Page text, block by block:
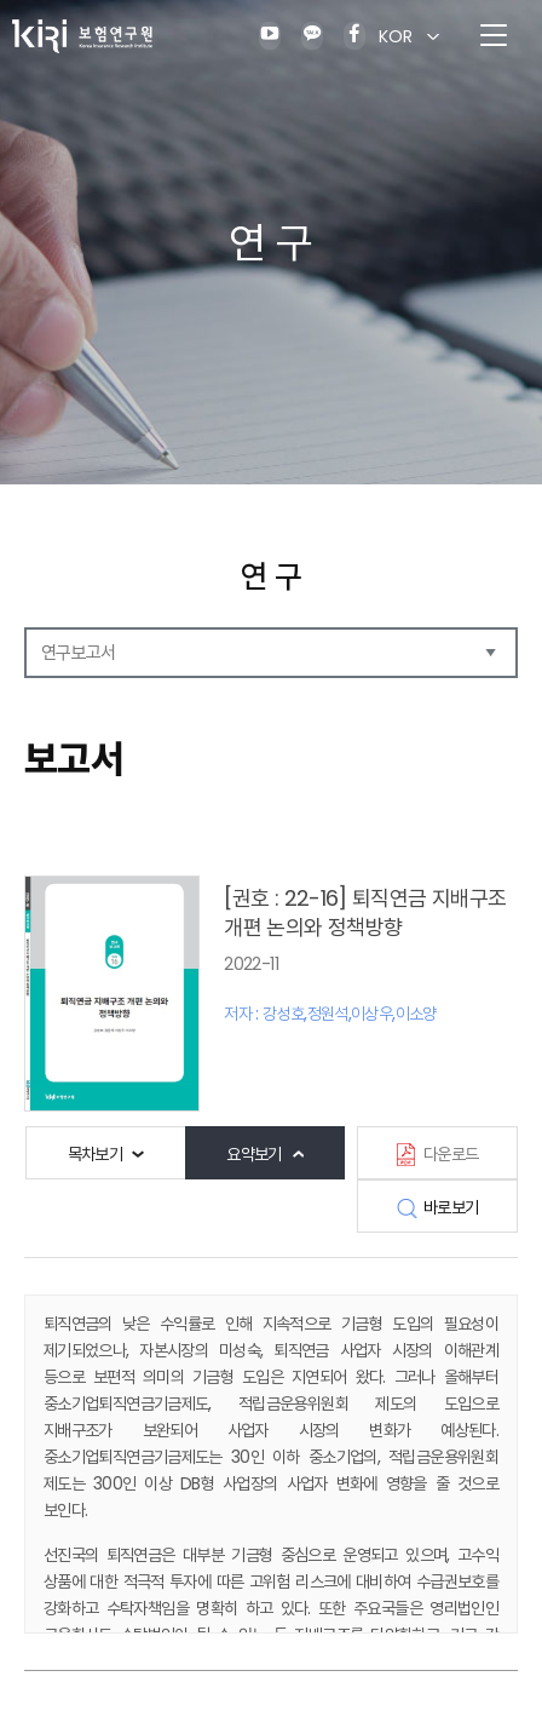
KOR
연 구
연 구
연구보고서
CEO Brief
영상자료
보고서
[권호 : 22-16] 퇴직연금 지배구조
개편 논의와 정책방향
2022-11
저자 : 강성호,정원석,이상우,이소양
목차보기 요약보기 다운로드
바로보기
퇴직연금의 낮은 수익률로 인해 지속적으로 기금형 도입의 필요성이
제기되었으나, 자본시장의 미성숙, 퇴직연금 사업자 시장의 이해관계
등으로 보편적 의미의 기금형 도입은 지연되어 왔다. 그러나 올해부터
중소기업퇴직연금기금제도, 적립금운용위원회 제도의 도입으로
지배구조가 보완되어 사업자 시장의 변화가 예상된다.
중소기업퇴직연금기금제도는 30인 이하 중소기업의, 적립금운용위원회
제도는 300인 이상 DB형 사업장의 사업자 변화에 영향을 줄 것으로
보인다.
선진국의 퇴직연금은 대부분 기금형 중심으로 운영되고 있으며, 고수익
상품에 대한 적극적 투자에 따른 고위험 리스크에 대비하여 수급권보호를
강화하고 수탁자책임을 명확히 하고 있다. 또한 주요국들은 영리법인인
금융회사도 수탁법인이 될 수 있는 등 지배구조를 다양화하고, 기금 간